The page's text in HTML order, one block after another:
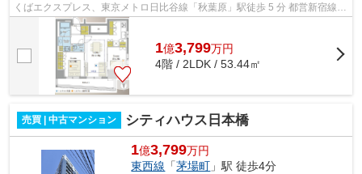
くばエクスプレス、東京メトロ日比谷線「秋葉原」駅徒歩 5 分 都営新宿線
「岩本町」駅徒歩9分 東京メトロ銀...
1億3,799万円
4階 / 2LDK / 53.44㎡
売買 | 中古マンション シティハウス日本橋
1億3,799万円
東西線 「茅場町 」駅 徒歩4分